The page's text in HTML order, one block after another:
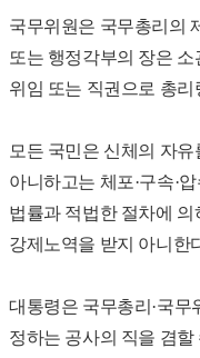
국무위원은 국무총리의
또는 행정각부의 장은
위임 또는 직권으로 총
모든 국민은 신체의 자
아니하고는 체포·구속·
법률과 적법한 절차에
강제노역을 받지 아니한
대통령은 국무총리·국무
정하는 공사의 직을 겸할